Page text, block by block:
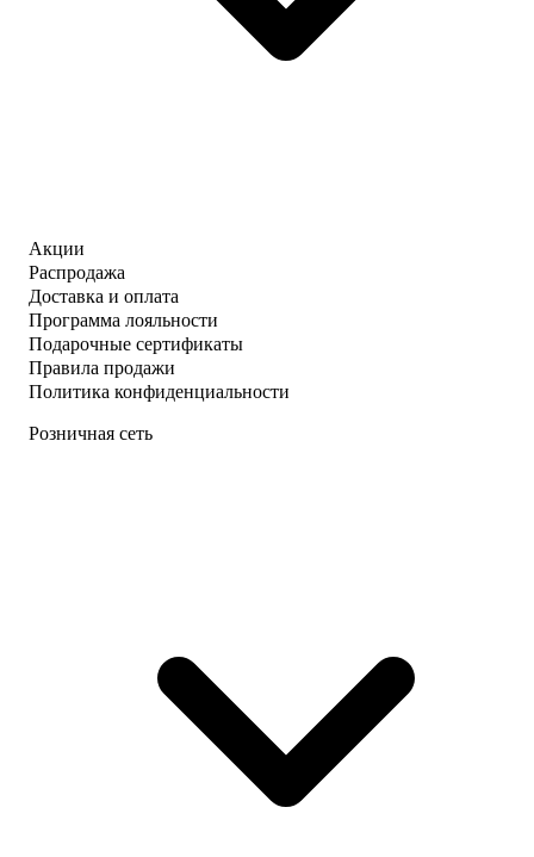
Акции
Распродажа
Доставка и оплата
Программа лояльности
Подарочные сертификаты
Правила продажи
Политика конфиденциальности
Розничная сеть